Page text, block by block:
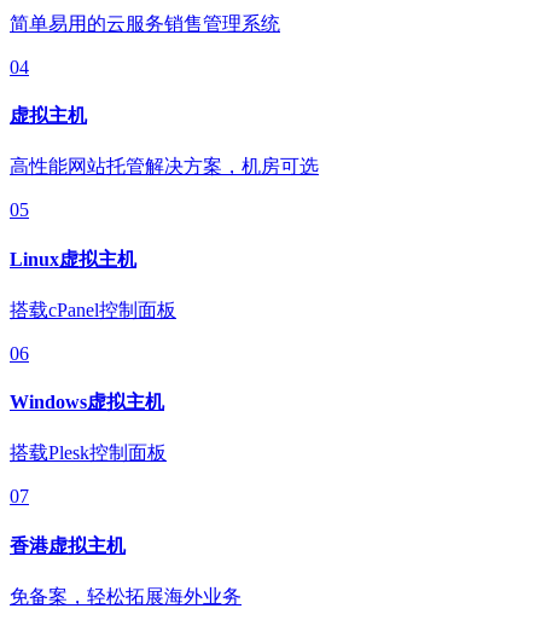
简单易用的云服务销售管理系统
04
虚拟主机
高性能网站托管解决方案，机房可选
05
Linux虚拟主机
搭载cPanel控制面板
06
Windows虚拟主机
搭载Plesk控制面板
07
香港虚拟主机
免备案，轻松拓展海外业务